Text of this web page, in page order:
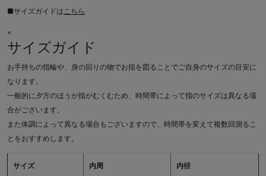
■サイズガイドは こちら
×
サイズガイド
お手持ちの指輪や、身の回りの物でお指を図ることでご自身のサイズの目安に
なります。
一般的に夕方のほうが指がむくむため、時間帯によって指のサイズは異なる場
合がございます。
また体調によって異なる場合もございますので、時間帯を変えて複数回測るこ
とをおすすめします。
サイズ 内周 内径